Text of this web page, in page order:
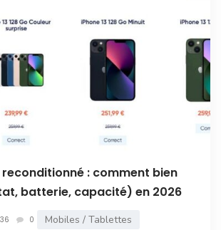
reconditionné : comment bien
batterie, capacité) en 2026
0 Mobiles / Tablettes